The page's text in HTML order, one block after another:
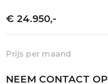
€ 24.950,-
Prijs per maand
NEEM CONTACT OP